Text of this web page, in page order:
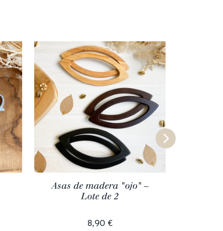
Asas de madera "ojo" –
Lote de 2
8,90 €